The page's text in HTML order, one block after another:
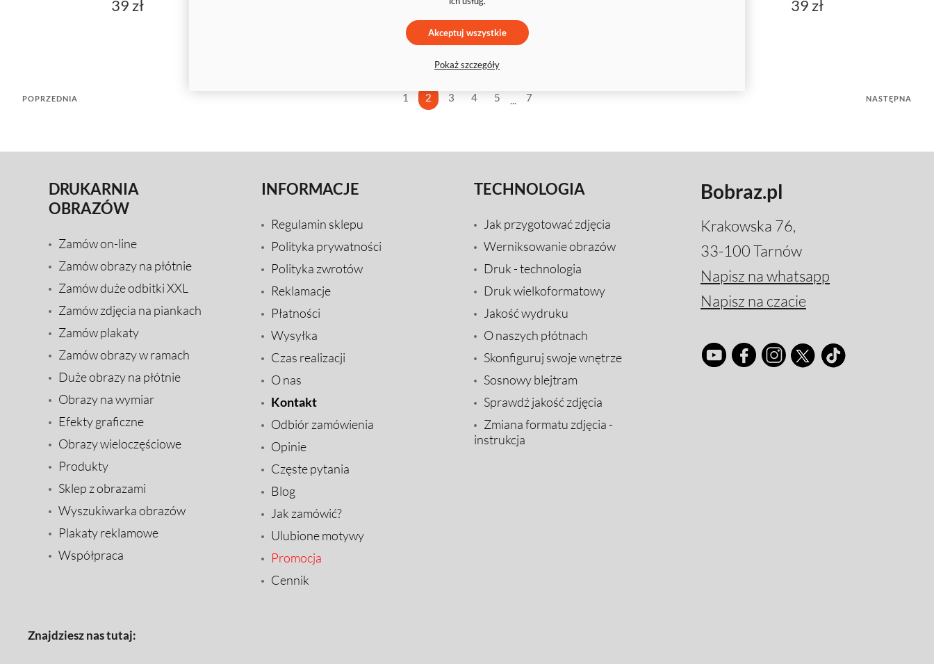
39 zł 39 zł
POPRZEDNIA 1 2 3 4 5 7 NASTĘPNA
DRUKARNIA
OBRAZÓW
Zamów on-line
Zamów obrazy na płótnie
Zamów duże odbitki XXL
Zamów zdjęcia na piankach
Zamów plakaty
Zamów obrazy w ramach
Duże obrazy na płótnie
Obrazy na wymiar
Efekty graficzne
Obrazy wieloczęściowe
Produkty
Sklep z obrazami
Wyszukiwarka obrazów
Plakaty reklamowe
Współpraca
INFORMACJE
Regulamin sklepu
Polityka prywatności
Polityka zwrotów
Reklamacje
Płatności
Wysyłka
Czas realizacji
O nas
Kontakt
Odbiór zamówienia
Opinie
Częste pytania
Blog
Jak zamówić?
Ulubione motywy
Promocja
Cennik
TECHNOLOGIA
Jak przygotować zdjęcia
Werniksowanie obrazów
Druk - technologia
Druk wielkoformatowy
Jakość wydruku
O naszych płótnach
Skonfiguruj swoje wnętrze
Sosnowy blejtram
Sprawdź jakość zdjęcia
Zmiana formatu zdjęcia -
instrukcja
Bobraz.pl
Krakowska 76,
33-100 Tarnów
Napisz na whatsapp
Napisz na czacie
Znajdziesz nas tutaj:
Akceptuj wszystkie
Pokaż szczegóły